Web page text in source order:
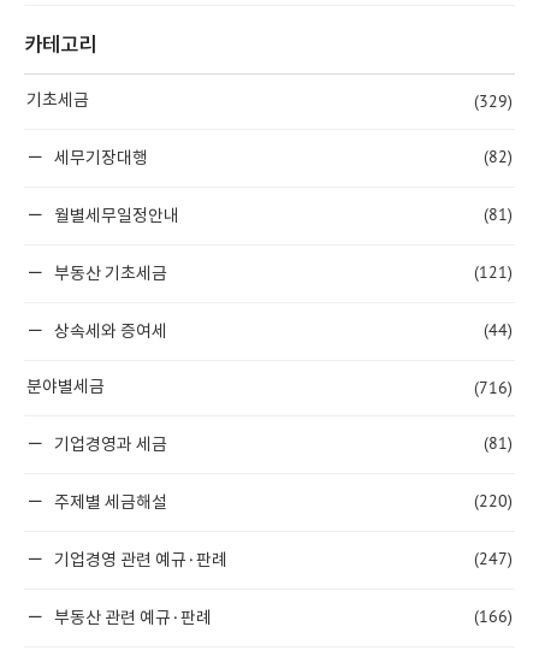
카테고리
기초세금 (329)
세무기장대행 (82)
월별세무일정안내 (81)
부동산 기초세금 (121)
상속세와 증여세 (44)
분야별세금 (716)
기업경영과 세금 (81)
주제별 세금해설 (220)
기업경영 관련 예규·판례 (247)
부동산 관련 예규·판례 (166)